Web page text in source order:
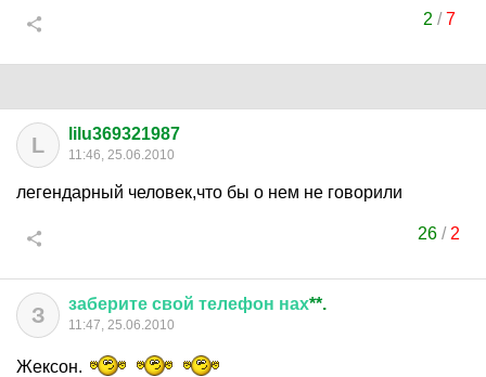
2 /7
L lilu369321987
11:46, 25.06.2010
легендарный человек,что бы о нем не говорили
26 / 2
З заберите свой телефон нах**.
11:47, 25.06.2010
Жексон.